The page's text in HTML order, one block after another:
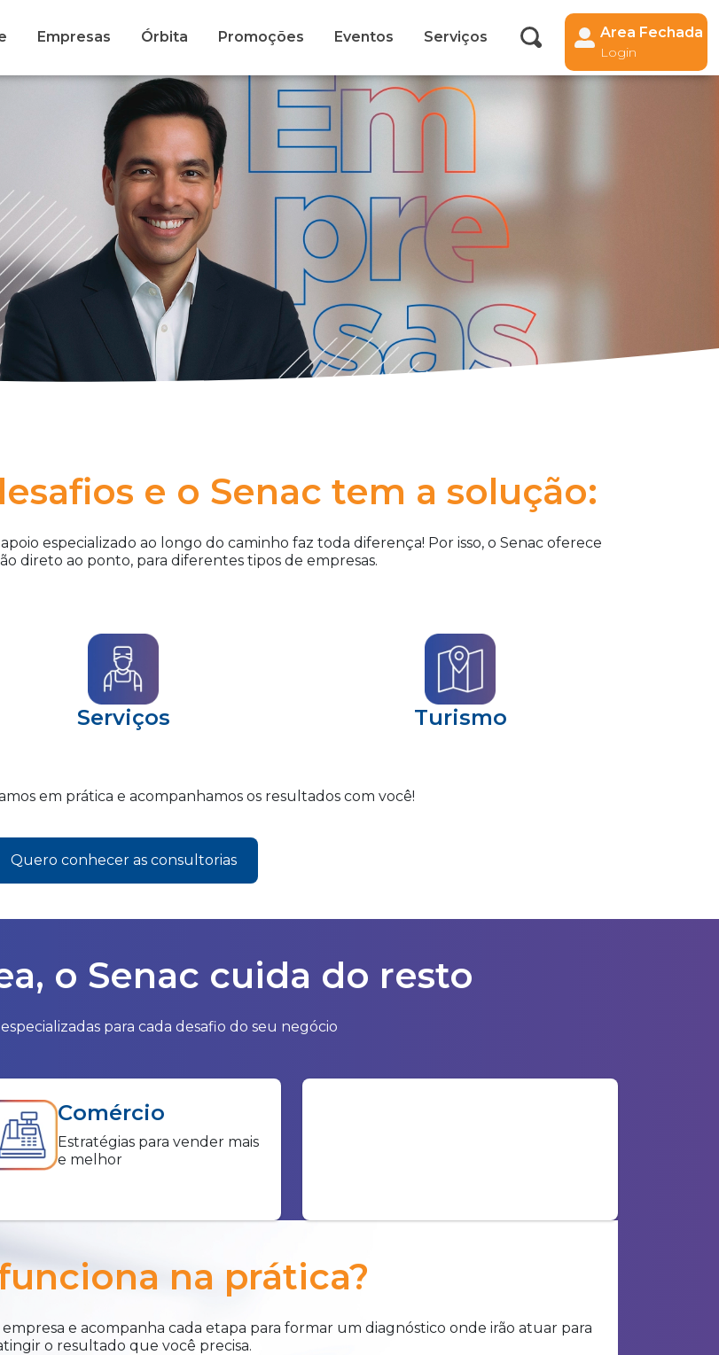
Empresas Órbita Promoções Eventos Serviços Area Fechada
Login
e o Senac tem a solução:
especializado ao longo do caminho faz toda diferença! Por isso, o Senac oferece
direto ao ponto, para diferentes tipos de empresas.
Serviços Turismo
em prática e acompanhamos os resultados com você!
Quero conhecer as consultorias
o Senac cuida do resto
para cada desafio do seu negócio
Comércio
Estratégias para vender mais
e melhor
na prática?
e acompanha cada etapa para formar um diagnóstico onde irão atuar para
o resultado que você precisa.